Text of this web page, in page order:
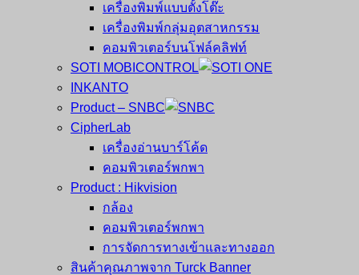
เครื่องพิมพ์แบบตั้งโต๊ะ
เครื่องพิมพ์กลุ่มอุตสาหกรรม
คอมพิวเตอร์บนโฟล์คลิฟท์
SOTI MOBICONTROL
INKANTO
Product – SNBC
CipherLab
เครื่องอ่านบาร์โค้ด
คอมพิวเตอร์พกพา
Product : Hikvision
กล้อง
คอมพิวเตอร์พกพา
การจัดการทางเข้าและทางออก
สินค้าคุณภาพจาก Turck Banner